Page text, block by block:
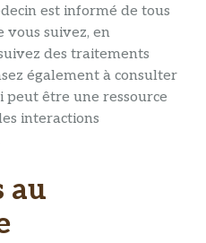
est informé de tous
vous suivez, en
des traitements
également à consulter
peut être une ressource
interactions
au